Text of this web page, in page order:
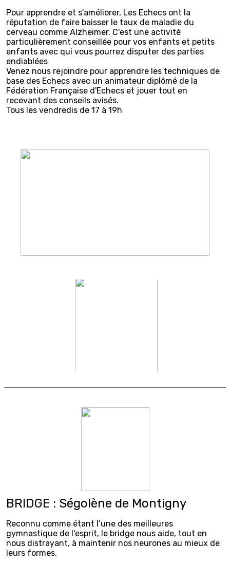
Pour apprendre et s'améliorer, Les Echecs ont la
réputation de faire baisser le taux de maladie du
cerveau comme Alzheimer. C'est une activité
particulièrement conseillée pour vos enfants et petits
enfants avec qui vous pourrez disputer des parties
endiablées
Venez nous rejoindre pour apprendre les techniques de
base des Echecs avec un animateur diplômé de la
Fédération Française d'Echecs et jouer tout en
recevant des conseils avisés.
Tous les vendredis de 17 à 19h
BRIDGE : Ségolène de Montigny
Reconnu comme étant l’une des meilleures
gymnastique de l’esprit, le bridge nous aide, tout en
nous distrayant, à maintenir nos neurones au mieux de
leurs formes.